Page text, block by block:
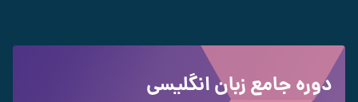
دوره جامع زبان انگلیسی